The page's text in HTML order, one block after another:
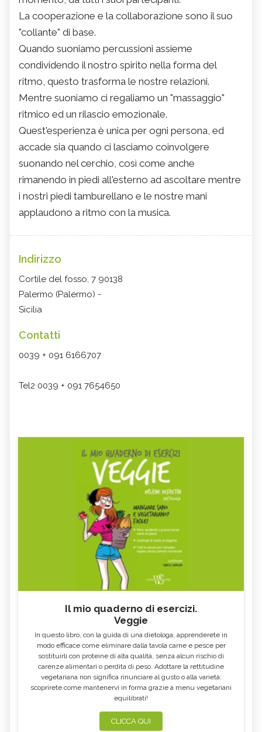
La cooperazione e la collaborazione sono il suo
"collante" di base.
Quando suoniamo percussioni assieme
condividendo il nostro spirito nella forma del
ritmo, questo trasforma le nostre relazioni.
Mentre suoniamo ci regaliamo un "massaggio"
ritmico ed un rilascio emozionale.
Quest'esperienza è unica per ogni persona, ed
accade sia quando ci lasciamo coinvolgere
suonando nel cerchio, così come anche
rimanendo in piedi all'esterno ad ascoltare mentre
i nostri piedi tamburellano e le nostre mani
applaudono a ritmo con la musica.
Indirizzo
Cortile del fosso, 7 90138
Palermo (Palermo) -
Sicilia
Contatti
0039 + 091 6166707
Tel2 0039 + 091 7654650
Il mio quaderno di esercizi.
Veggie
In questo libro, con la guida di una dietologa, apprenderete in
modo efficace come eliminare dalla tavola carne e pesce per
sostituirli con proteine di alta qualità, senza alcun rischio di
carenze alimentari o perdita di peso. Adottare la rettitudine
vegetariana non significa rinunciare al gusto o alla varietà:
scoprirete come mantenervi in forma grazie a menu vegetariani
equilibrati!
CLICCA QUI